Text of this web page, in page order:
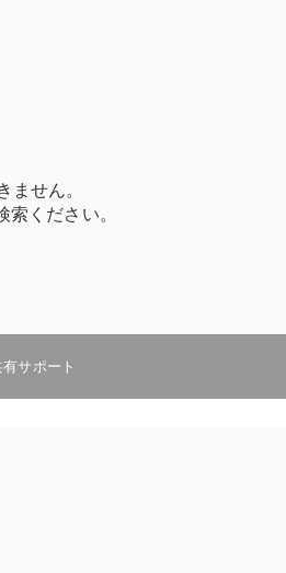
せん。
ください。
サポート